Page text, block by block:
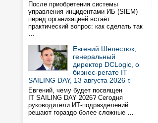
После приобретения системы
управления инцидентами ИБ (SIEM)
перед организацией встаёт
практический вопрос: как сделать так
…
Евгений Шелестюк,
генеральный
директор DCLogic, о
бизнес-регате IT
SAILING DAY, 13 августа 2026 г.
Евгений, чему будет посвящен
IT SAILING DAY 2026? Сегодня
руководители ИТ-подразделений
решают гораздо более сложные …